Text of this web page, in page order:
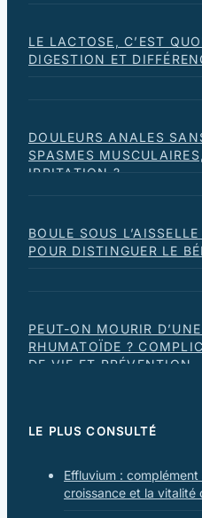
LE LACTOSE, C’EST
DIGESTION ET
DOULEURS ANALES
SPASMES
IRRITATION ?
BOULE SOUS
POUR DISTINGUER LE
PEUT-ON MOURIR
RHUMATOÏDE ?
DE VIE ET PRÉVENTION
LE PLUS CONSULTÉ
Effluvium :
croissance et la vitalité